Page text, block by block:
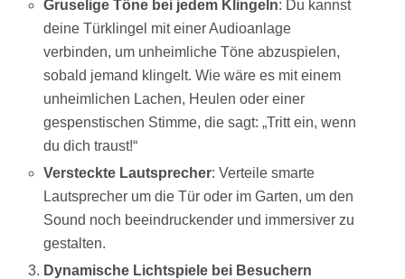
Gruselige Töne bei jedem Klingeln: Du kannst
deine Türklingel mit einer Audioanlage
verbinden, um unheimliche Töne abzuspielen,
sobald jemand klingelt. Wie wäre es mit einem
unheimlichen Lachen, Heulen oder einer
gespenstischen Stimme, die sagt: „Tritt ein, wenn
du dich traust!“
Versteckte Lautsprecher: Verteile smarte
Lautsprecher um die Tür oder im Garten, um den
Sound noch beeindruckender und immersiver zu
gestalten.
Dynamische Lichtspiele bei Besuchern